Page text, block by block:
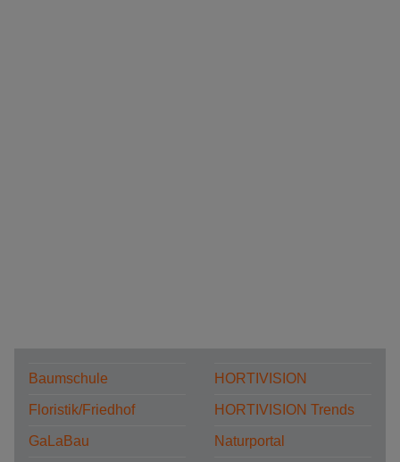
Baumschule
Floristik/Friedhof
GaLaBau
HORTIVISION
HORTIVISION Trends
Naturportal